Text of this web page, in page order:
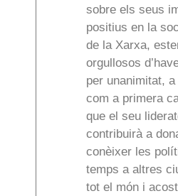
sobre els seus
positius en la
de la Xarxa,
orgullosos
per unanimitat,
com a primera
que el seu
contribuirà a
conèixer les
temps a altres
tot el món i